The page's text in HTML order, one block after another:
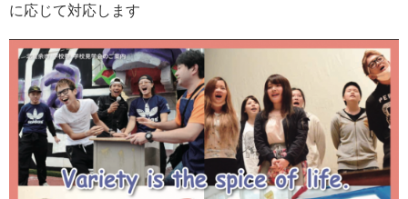
に応じて対応します